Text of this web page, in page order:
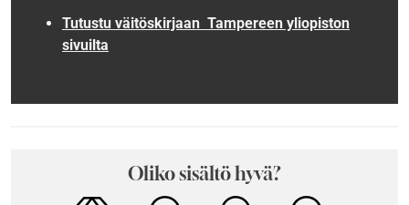
Tutustu väitöskirjaan Tampereen yliopiston
sivuilta
Oliko sisältö hyvä?